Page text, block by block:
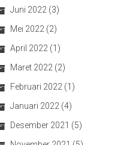
Juni 2022 (3)
Mei 2022 (2)
April 2022 (1)
Maret 2022 (2)
Februari 2022 (1)
Januari 2022 (4)
Desember 2021 (5)